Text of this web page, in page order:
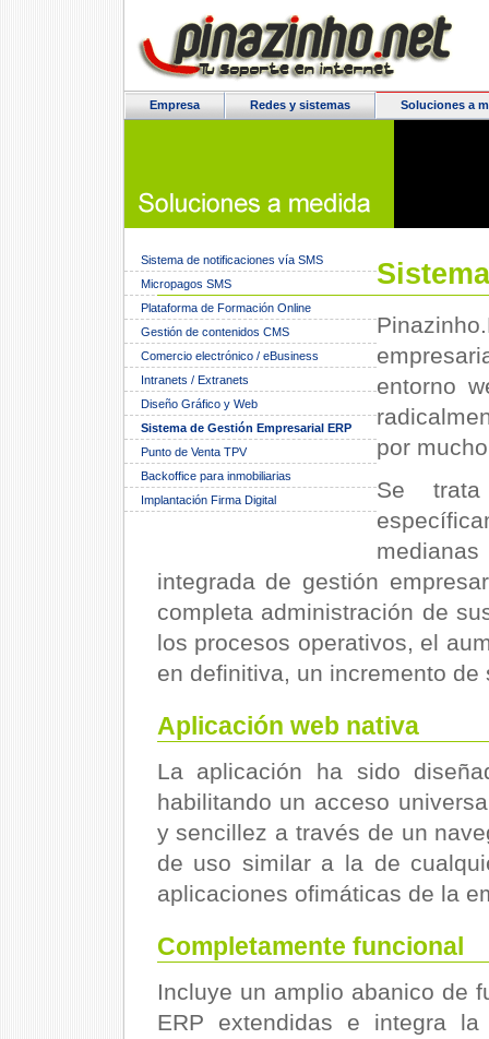
Empresa Redes y sistemas Soluciones a
Sistema de notificaciones vía SMS
Micropagos SMS
Plataforma de Formación Online
Gestión de contenidos CMS
Comercio electrónico / eBusiness
Intranets / Extranets
Diseño Gráfico y Web
Sistema de Gestión Empresarial ERP
Punto de Venta TPV
Backoffice para inmobiliarias
Implantación Firma Digital
entorno
por
Se
integrada de gestión
completa administración de
los procesos operativos, el
en definitiva, un incremento de
Aplicación web nativa
La aplicación ha sido
habilitando un acceso
y sencillez a través de un
de uso similar a la de
aplicaciones ofimáticas de la
Completamente funcional
Incluye un amplio abanico de
ERP extendidas e integra